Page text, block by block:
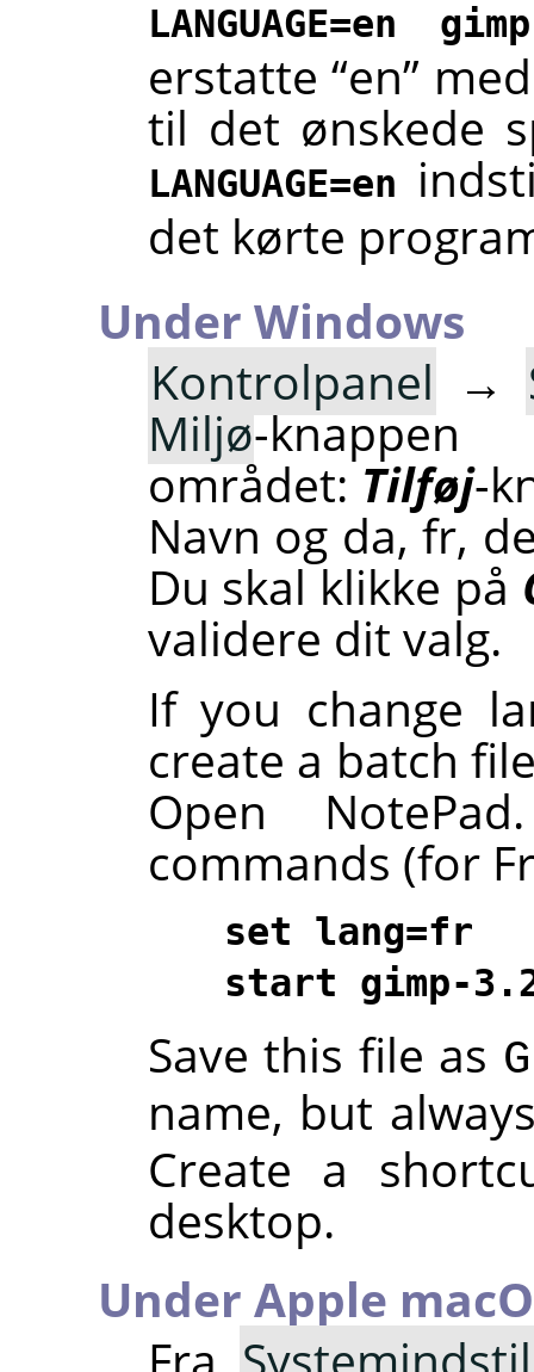
LANGUAGE=en gimp
erstatte “en”
til det ønskede
LANGUAGE=en
det kørte
Under Windows
Kontrolpanel →
Miljø-
området:Tilføj-
Navn og da, fr,
Du skal klikke på
validere dit valg.
If you change
create a batch
Open
commands (for
set lang=fr
start gimp-
Save this file as
name, but
Create a
desktop.
Under Apple
Fra